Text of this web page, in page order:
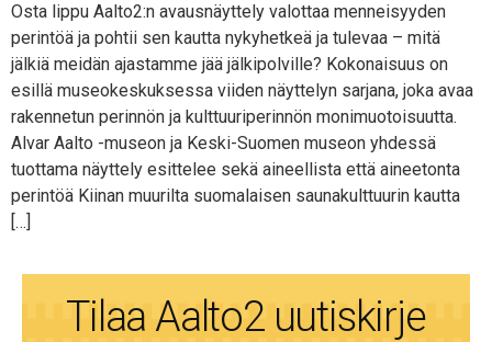
Osta lippu Aalto2:n avausnäyttely valottaa menneisyyden
perintöä ja pohtii sen kautta nykyhetkeä ja tulevaa – mitä
jälkiä meidän ajastamme jää jälkipolville? Kokonaisuus on
esillä museokeskuksessa viiden näyttelyn sarjana, joka avaa
rakennetun perinnön ja kulttuuriperinnön monimuotoisuutta.
Alvar Aalto -museon ja Keski-Suomen museon yhdessä
tuottama näyttely esittelee sekä aineellista että aineetonta
perintöä Kiinan muurilta suomalaisen saunakulttuurin kautta
[…]
Tilaa Aalto2 uutiskirje